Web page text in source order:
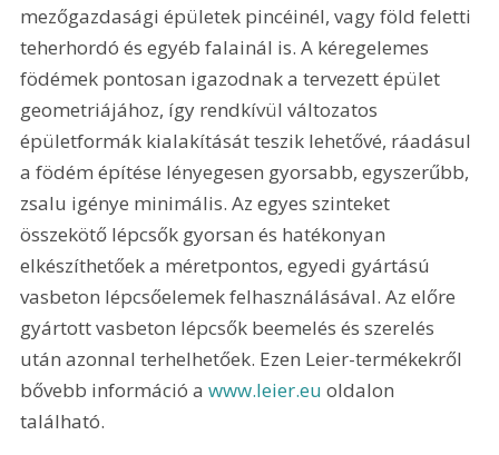
mezőgazdasági épületek pincéinél, vagy föld feletti
teherhordó és egyéb falainál is. A kéregelemes
födémek pontosan igazodnak a tervezett épület
geometriájához, így rendkívül változatos
épületformák kialakítását teszik lehetővé, ráadásul
a födém építése lényegesen gyorsabb, egyszerűbb,
zsalu igénye minimális. Az egyes szinteket
összekötő lépcsők gyorsan és hatékonyan
elkészíthetőek a méretpontos, egyedi gyártású
vasbeton lépcsőelemek felhasználásával. Az előre
gyártott vasbeton lépcsők beemelés és szerelés
után azonnal terhelhetőek. Ezen Leier-termékekről
bővebb információ a www.leier.eu oldalon
található.